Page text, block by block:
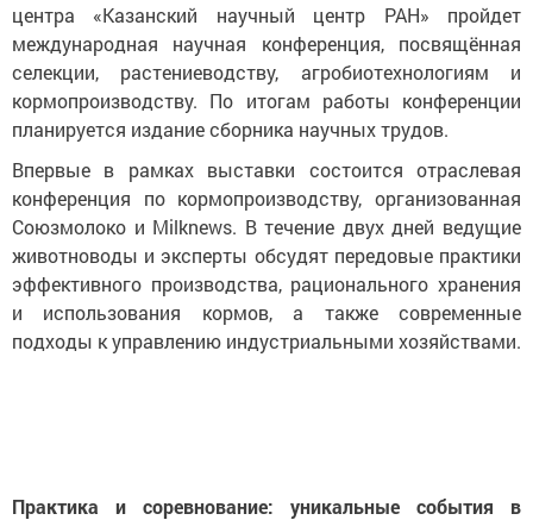
центра «Казанский научный центр РАН» пройдет
международная научная конференция, посвящённая
селекции, растениеводству, агробиотехнологиям и
кормопроизводству. По итогам работы конференции
планируется издание сборника научных трудов.
Впервые в рамках выставки состоится отраслевая
конференция по кормопроизводству, организованная
Союзмолоко и Milknews. В течение двух дней ведущие
животноводы и эксперты обсудят передовые практики
эффективного производства, рационального хранения
и использования кормов, а также современные
подходы к управлению индустриальными хозяйствами.
Практика и соревнование: уникальные события в